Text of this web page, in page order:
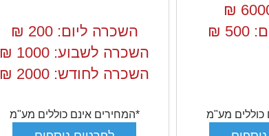
₪
₪
כוללים מע"מ
השכרה ליום: 200
₪
השכרה לשבוע: 1000
₪
השכרה לחודש: 2000
₪
*המחירים אינם כוללים מע"מ